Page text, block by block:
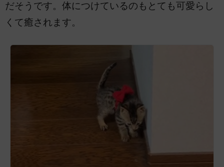
だそうです。体につけているのもとても可愛らし
くて癒されます。